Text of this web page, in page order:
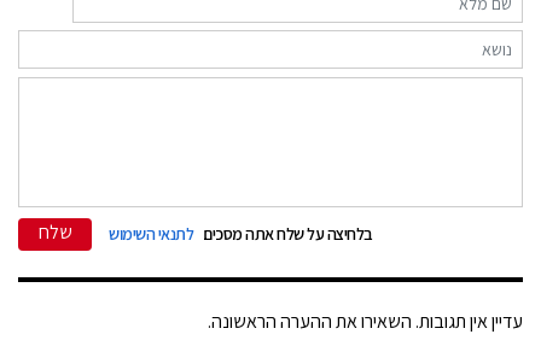
בלחיצה על שלח אתה מסכים לתנאי השימוש שלח
עדיין אין תגובות. השאירו את ההערה הראשונה.